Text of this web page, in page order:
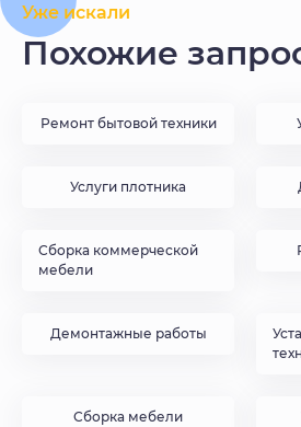
Уже искали
Похожие
Ремонт бытовой техники
Услуги плотника
Сборка коммерческой
мебели
Демонтажные работы
Сборка мебели